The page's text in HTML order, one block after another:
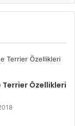
Terrier Özellikleri